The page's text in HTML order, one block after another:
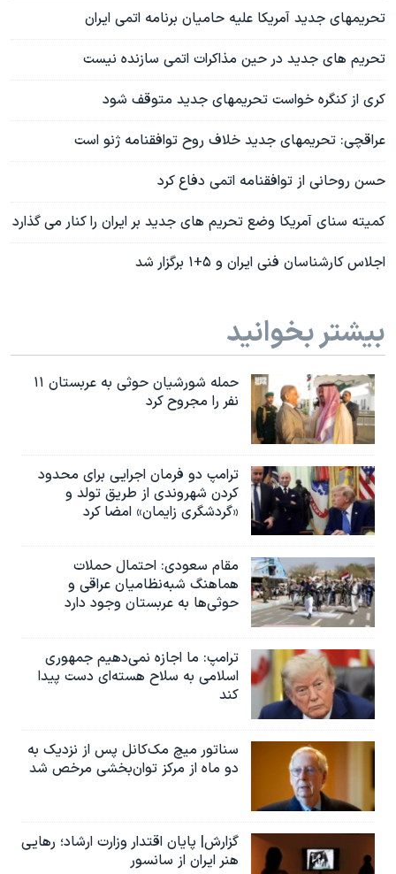
تحریمهای جدید آمریکا علیه حامیان برنامه اتمی ایران
تحریم های جدید در حین مذاکرات اتمی سازنده نیست
کری از کنگره خواست تحریمهای جدید متوقف شود
عراقچی: تحریمهای جدید خلاف روح توافقنامه ژنو است
حسن روحانی از توافقنامه اتمی دفاع کرد
کمیته سنای آمریکا وضع تحریم های جدید بر ایران را کنار می گذارد
اجلاس کارشناسان فنی ایران و ۵+۱ برگزار شد
بیشتر بخوانید
حمله شورشیان حوثی به عربستان ۱۱
نفر را مجروح کرد
ترامپ دو فرمان اجرایی برای محدود
کردن شهروندی از طریق تولد و
«گردشگری زایمان» امضا کرد
مقام سعودی: احتمال حملات
هماهنگ شبه‌نظامیان عراقی و
حوثی‌ها به عربستان وجود دارد
ترامپ: ما اجازه نمی‌دهیم جمهوری
اسلامی به سلاح هسته‌ای دست پیدا
کند
سناتور میچ مک‌کانل پس از نزدیک به
دو ماه از مرکز توان‌بخشی مرخص شد
گزارش| پایان اقتدار وزارت ارشاد؛ رهایی
هنر ایران از سانسور